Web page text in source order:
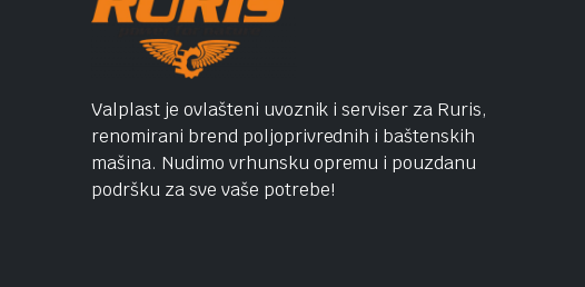
Valplast je ovlašteni uvoznik i serviser za Ruris,
renomirani brend poljoprivrednih i baštenskih
mašina. Nudimo vrhunsku opremu i pouzdanu
podršku za sve vaše potrebe!